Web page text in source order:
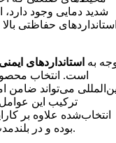
شدید دمایی وجود دارد،
حفاظتی
به استانداردهای
است. انتخاب
می‌تواند ضامن
ترکیب این
انتخاب‌شده علاوه بر
بوده و در بلندمدت نیاز به تعمیر و تعویض مکرر نداشته باشد.